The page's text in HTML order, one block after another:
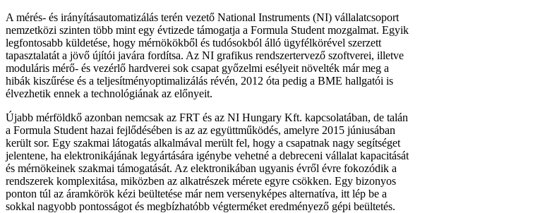
A mérés- és irányításautomatizálás terén vezető National Instruments (NI) vállalatcsoport
nemzetközi szinten több mint egy évtizede támogatja a Formula Student mozgalmat. Egyik
legfontosabb küldetése, hogy mérnökökből és tudósokból álló ügyfélkörével szerzett
tapasztalatát a jövő újítói javára fordítsa. Az NI grafikus rendszertervező szoftverei, illetve
moduláris mérő- és vezérlő hardverei sok csapat győzelmi esélyeit növelték már meg a
hibák kiszűrése és a teljesítményoptimalizálás révén, 2012 óta pedig a BME hallgatói is
élvezhetik ennek a technológiának az előnyeit.
Újabb mérföldkő azonban nemcsak az FRT és az NI Hungary Kft. kapcsolatában, de talán
a Formula Student hazai fejlődésében is az az együttműködés, amelyre 2015 júniusában
került sor. Egy szakmai látogatás alkalmával merült fel, hogy a csapatnak nagy segítséget
jelentene, ha elektronikájának legyártására igénybe vehetné a debreceni vállalat kapacitását
és mérnökeinek szakmai támogatását. Az elektronikában ugyanis évről évre fokozódik a
rendszerek komplexitása, miközben az alkatrészek mérete egyre csökken. Egy bizonyos
ponton túl az áramkörök kézi beültetése már nem versenyképes alternatíva, itt lép be a
sokkal nagyobb pontosságot és megbízhatóbb végterméket eredményező gépi beültetés.